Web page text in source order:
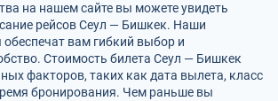
на нашем сайте вы можете увидеть
рейсов Сеул — Бишкек. Наши
вам гибкий выбор и
Стоимость билета Сеул — Бишкек
факторов, таких как дата вылета, класс
бронирования. Чем раньше вы